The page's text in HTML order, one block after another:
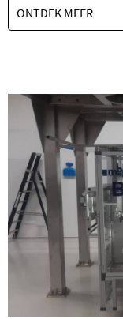
ONTDEK MEER